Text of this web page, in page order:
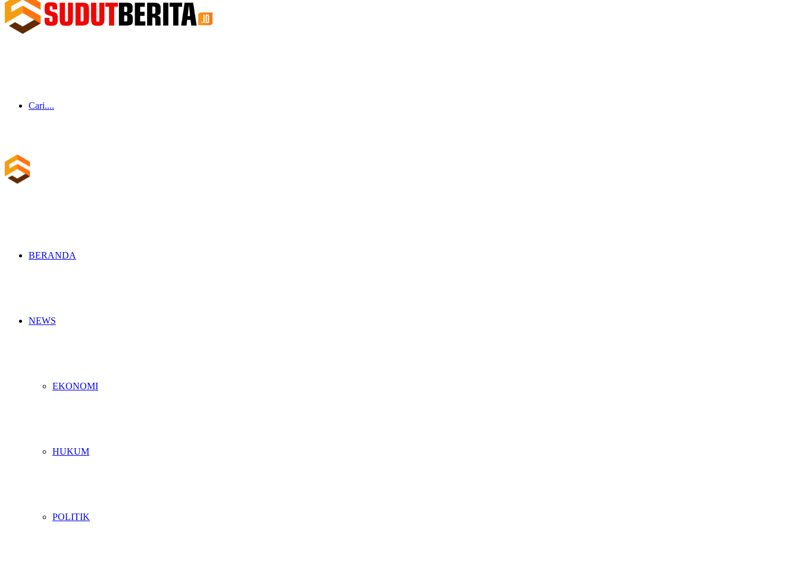
Cari....
BERANDA
NEWS
EKONOMI
HUKUM
POLITIK